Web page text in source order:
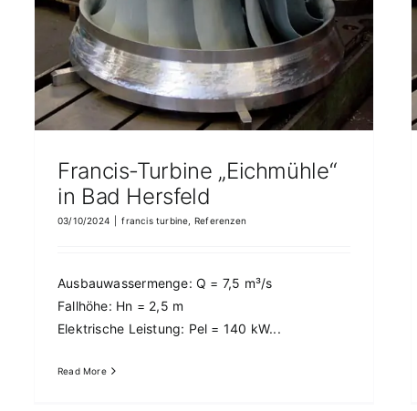
Francis-Turbine „Eichmühle“
in Bad Hersfeld
03/10/2024 francis turbine Referenzen
Ausbauwassermenge: Q = 7,5 m³/s
Fallhöhe: Hn = 2,5 m
Elektrische Leistung: Pel = 140 kW...
Read More
Francis-Turbine “Kuhbach und Baumann”
francis turbine Referenzen